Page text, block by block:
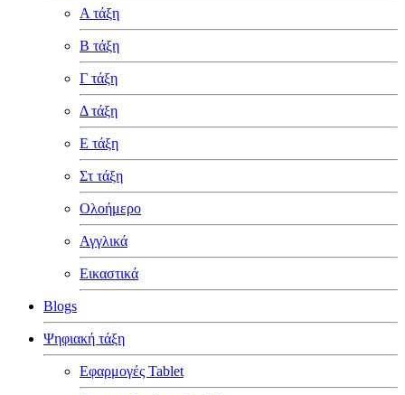
Α τάξη
Β τάξη
Γ τάξη
Δ τάξη
Ε τάξη
Στ τάξη
Ολοήμερο
Αγγλικά
Εικαστικά
Blogs
Ψηφιακή τάξη
Εφαρμογές Tablet